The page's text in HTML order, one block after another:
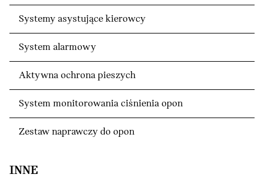
Systemy asystujące kierowcy
System alarmowy
Aktywna ochrona pieszych
System monitorowania ciśnienia opon
Zestaw naprawczy do opon
INNE